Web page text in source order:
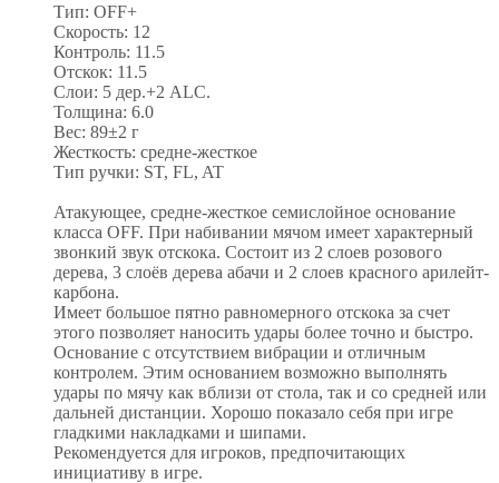
Тип: OFF+
Скорость: 12
Контроль: 11.5
Отскок: 11.5
Слои: 5 дер.+2 ALC.
Толщина: 6.0
Вес: 89±2 г
Жесткость: средне-жесткое
Тип ручки: ST, FL, AT
Атакующее, средне-жесткое семислойное основание
класса OFF. При набивании мячом имеет характерный
звонкий звук отскока. Состоит из 2 слоев розового
дерева, 3 слоёв дерева абачи и 2 слоев красного арилейт-
карбона.
Имеет большое пятно равномерного отскока за счет
этого позволяет наносить удары более точно и быстро.
Основание с отсутствием вибрации и отличным
контролем. Этим основанием возможно выполнять
удары по мячу как вблизи от стола, так и со средней или
дальней дистанции. Хорошо показало себя при игре
гладкими накладками и шипами.
Рекомендуется для игроков, предпочитающих
инициативу в игре.